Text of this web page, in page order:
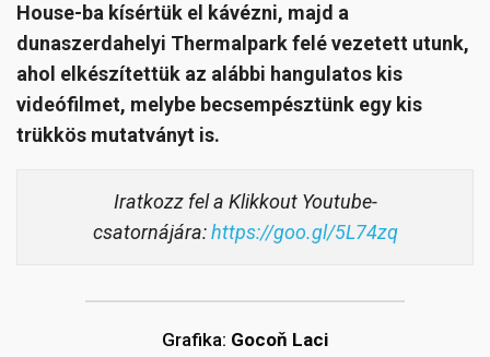
House-ba kísértük el kávézni, majd a
dunaszerdahelyi Thermalpark felé vezetett utunk,
ahol elkészítettük az alábbi hangulatos kis
videófilmet, melybe becsempésztünk egy kis
trükkös mutatványt is.
Iratkozz fel a Klikkout Youtube-
csatornájára:https://goo.gl/5L74zq
Grafika: Gocoň Laci